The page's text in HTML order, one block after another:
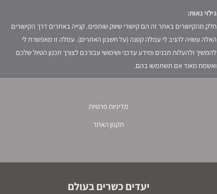
גילוי נאות:
חלק מהקישורים באתר זה הם קישורי שיווק שותפים. קנייה באתרים דרך הקישורים
האלה עשויה להניב לי עמלה קטנה (על חשבון האתרים). עמלה זו מאפשרת לי
להמשיך ולהעלות תכנים ומידע עדכני ושימושי עבורכם לצורך תכנון הטיול שלכם
ואשמח מאוד אם תשתמשו בהם.
מדיניות פרטיות
תקנון האתר
יעדים כשרים בעולם